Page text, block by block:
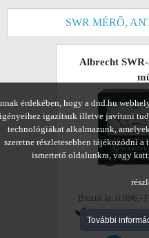
SWR MÉRŐ,
Albrecht
Bruttó ár: 6.096,-
A termék
vihető.
érdekében, hogy a dnd.hu
igényeihez igazítsuk illetve javítani
technológiákat alkalmazunk,
szeretne részletesebben tájékozódni a
ismertető oldalunkra, vagy
További